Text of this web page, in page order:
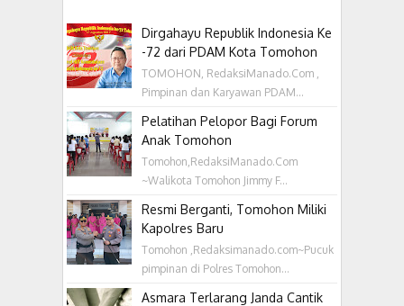
Dirgahayu Republik Indonesia Ke
-72 dari PDAM Kota Tomohon
TOMOHON, RedaksiManado.Com ,
Pimpinan dan Karyawan PDAM...
Pelatihan Pelopor Bagi Forum
Anak Tomohon
Tomohon,RedaksiManado.Com
~Walikota Tomohon Jimmy F...
Resmi Berganti, Tomohon Miliki
Kapolres Baru
Tomohon ,Redaksimanado.com~Pucuk
pimpinan di Polres Tomohon...
Asmara Terlarang Janda Cantik